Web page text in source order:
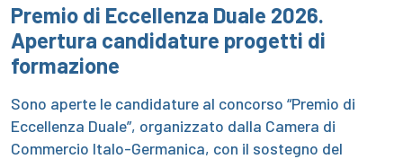
Premio di Eccellenza Duale 2026.
Apertura candidature progetti di
formazione
Sono aperte le candidature al concorso “Premio di
Eccellenza Duale”, organizzato dalla Camera di
Commercio Italo-Germanica, con il sostegno del